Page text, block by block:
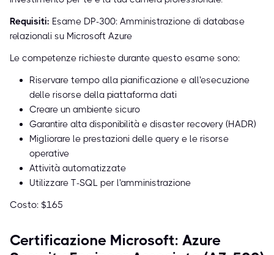
Requisiti: Esame DP-300: Amministrazione di database
relazionali su Microsoft Azure
Le competenze richieste durante questo esame sono:
Riservare tempo alla pianificazione e all'esecuzione
delle risorse della piattaforma dati
Creare un ambiente sicuro
Garantire alta disponibilità e disaster recovery (HADR)
Migliorare le prestazioni delle query e le risorse
operative
Attività automatizzate
Utilizzare T-SQL per l'amministrazione
Costo: $165
Certificazione Microsoft: Azure